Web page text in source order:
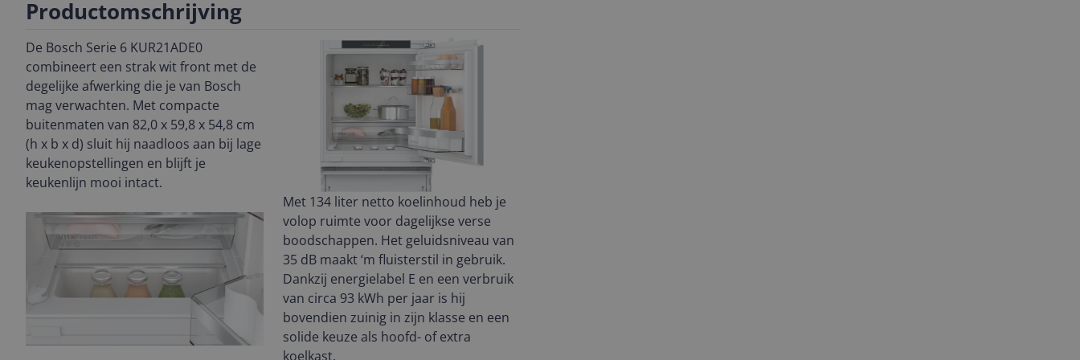
Productomschrijving
De Bosch Serie 6 KUR21ADE0
combineert een strak wit front met de
degelijke afwerking die je van Bosch
mag verwachten. Met compacte
buitenmaten van 82,0 x 59,8 x 54,8 cm
(h x b x d) sluit hij naadloos aan bij lage
keukenopstellingen en blijft je
keukenlijn mooi intact.
Met 134 liter netto koelinhoud heb je
volop ruimte voor dagelijkse verse
boodschappen. Het geluidsniveau van
35 dB maakt ‘m fluisterstil in gebruik.
Dankzij energielabel E en een verbruik
van circa 93 kWh per jaar is hij
bovendien zuinig in zijn klasse en een
solide keuze als hoofd- of extra
koelkast.